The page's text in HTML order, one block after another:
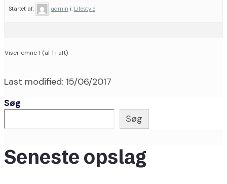
Startet af: admin i: Lifestyle
Viser emne 1 (af 1 i alt)
Last modified: 15/06/2017
Søg
Søg
Seneste opslag